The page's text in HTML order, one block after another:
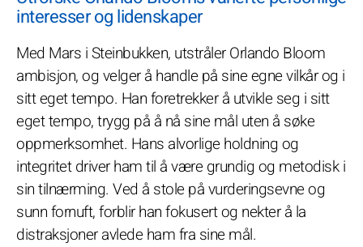
interesser og lidenskaper
Med Mars i Steinbukken, utstråler Orlando Bloom
ambisjon, og velger å handle på sine egne vilkår og i
sitt eget tempo. Han foretrekker å utvikle seg i sitt
eget tempo, trygg på å nå sine mål uten å søke
oppmerksomhet. Hans alvorlige holdning og
integritet driver ham til å være grundig og metodisk i
sin tilnærming. Ved å stole på vurderingsevne og
sunn fornuft, forblir han fokusert og nekter å la
distraksjoner avlede ham fra sine mål.